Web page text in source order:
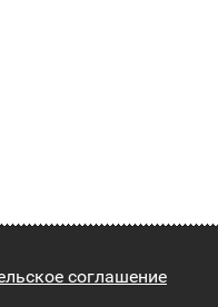
соглашение